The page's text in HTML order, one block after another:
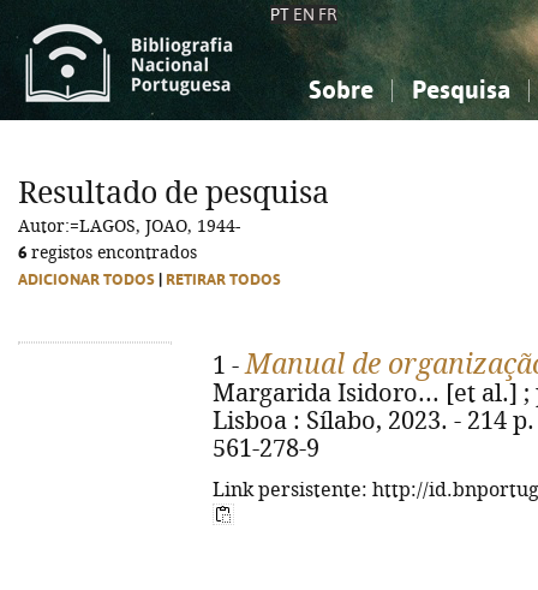
PT EN FR
Sobre Pesquisa
Ciências sociais...
Ciências sociais...
Resultado de pesquisa
Autor:=LAGOS, JOAO, 1944-
6 registos encontrados
ADICIONAR TODOS RETIRAR TODOS
1 -Manual de
Margarida Isidoro... [et al.] ;
Lisboa : Sílabo, 2023. - 214
561-278-9
Link persistente: http://